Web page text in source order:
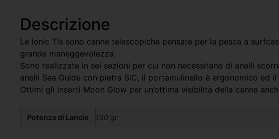
Descrizione
Le Ionic Tls sono canne telescopiche pensate per la pesca a
grande maneggevolezza.
Sono realizzate in sei sezioni per cui non necessitano di anelli
anelli Sea Guide con pietra SiC, il portamulinello è ergonomico ed
Ottimi gli inserti Moon Glow per un’ottima visibilità della canna
Potenza di Lancio 130 gr